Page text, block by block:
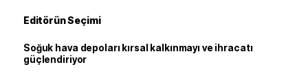
Editörün Seçimi
Soğuk hava depoları kırsal kalkınmayı ve ihracatı
güçlendiriyor